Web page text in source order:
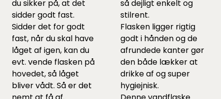
du sikker på, at det
sidder godt fast.
Sidder det for godt
fast, når du skal have
låget af igen, kan du
evt. vende flasken på
hovedet, så låget
bliver vådt. Så er det
så dejligt enkelt og
stilrent.
Flasken ligger rigtig
godt i hånden og de
afrundede kanter gør
den både lækker at
drikke af og super
hygiejnisk.